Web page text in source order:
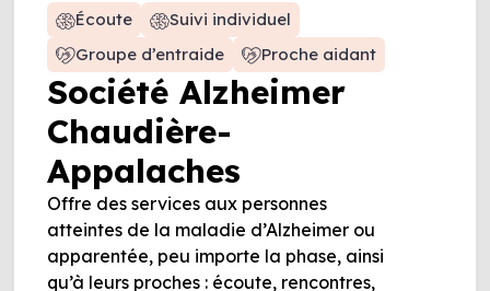
Société Alzheimer
Chaudière-
Appalaches
Écoute
Suivi individuel
Groupe d’entraide
Proche aidant
Offre des services aux personnes
atteintes de la maladie d’Alzheimer ou
apparentée, peu importe la phase, ainsi
qu’à leurs proches : écoute, rencontres,